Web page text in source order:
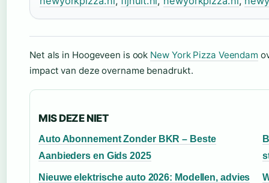
Net als in Hoogeveen is ook New York Pizza Veendam
impact van deze overname benadrukt.
MIS DEZE NIET
Auto Abonnement Zonder BKR – Beste
Aanbieders en Gids 2025
Nieuwe elektrische auto 2026: Modellen, advies